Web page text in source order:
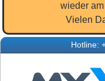
wieder
Vielen
Hotline: